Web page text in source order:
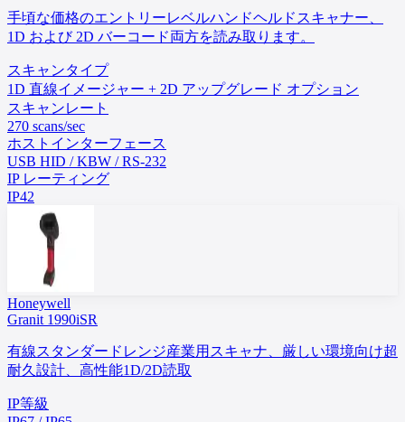
手頃な価格のエントリーレベルハンドヘルドスキャナー、
1D および 2D バーコード両方を読み取ります。
スキャンタイプ
1D 直線イメージャー + 2D アップグレード オプション
スキャンレート
270 scans/sec
ホストインターフェース
USB HID / KBW / RS-232
IP レーティング
IP42
Honeywell
Granit 1990iSR
有線スタンダードレンジ産業用スキャナ、厳しい環境向け超
耐久設計、高性能1D/2D読取
IP等級